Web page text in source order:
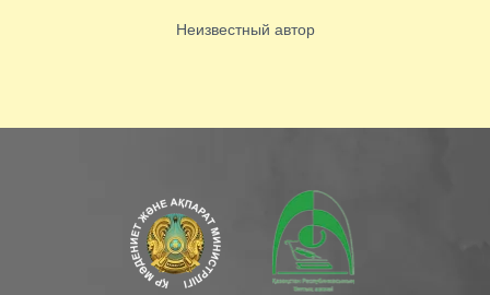
Неизвестный автор